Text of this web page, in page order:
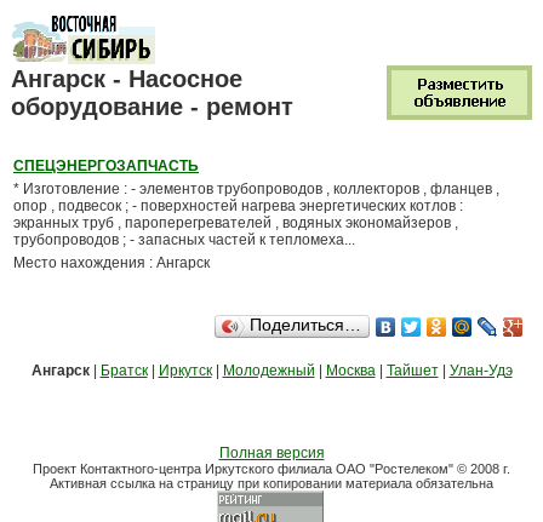
Ангарск - Насосное
оборудование - ремонт
СПЕЦЭНЕРГОЗАПЧАСТЬ
* Изготовление : - элементов трубопроводов , коллекторов , фланцев ,
опор , подвесок ; - поверхностей нагрева энергетических котлов :
экранных труб , пароперегревателей , водяных экономайзеров ,
трубопроводов ; - запасных частей к тепломеха...
Место нахождения : Ангарск
Поделиться…
Ангарск| Братск| Иркутск| Молодежный Москва| Тайшет| Улан-Удэ
Полная версия
Проект Контактного-центра Иркутского филиала ОАО "Ростелеком" © 2008 г.
Активная ссылка на страницу при копировании материала обязательна